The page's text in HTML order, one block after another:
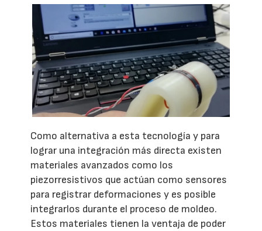
Como alternativa a esta tecnología y para
lograr una integración más directa existen
materiales avanzados como los
piezorresistivos que actúan como sensores
para registrar deformaciones y es posible
integrarlos durante el proceso de moldeo.
Estos materiales tienen la ventaja de poder